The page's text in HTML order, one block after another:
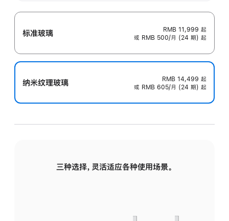
标准玻璃 RMB 11,999 起
或 RMB 500/月 (24 期) 起
纳米纹理玻璃 RMB 14,499 起
或 RMB 605/月 (24 期) 起
三种选择，灵活适应各种使用场景。